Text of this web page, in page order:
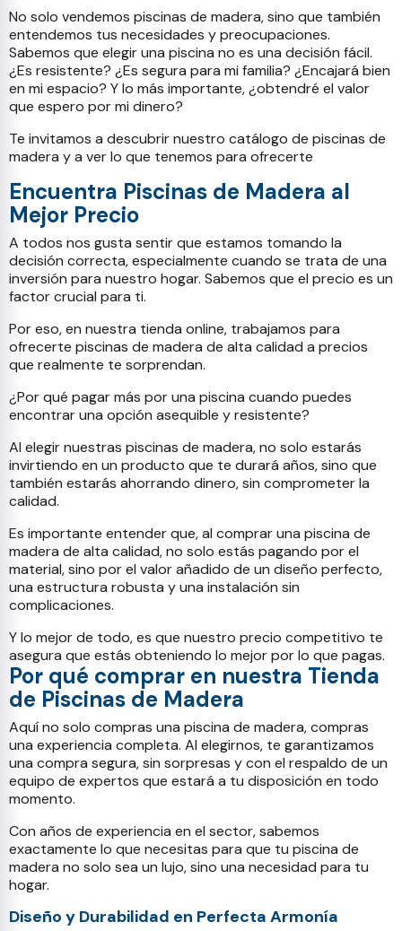
No solo vendemos piscinas de madera, sino que también
entendemos tus necesidades y preocupaciones.
Sabemos que elegir una piscina no es una decisión fácil.
¿Es resistente? ¿Es segura para mi familia? ¿Encajará bien
en mi espacio? Y lo más importante, ¿obtendré el valor
que espero por mi dinero?
Te invitamos a descubrir nuestro catálogo de piscinas de
madera y a ver lo que tenemos para ofrecerte
Encuentra Piscinas de Madera al
Mejor Precio
A todos nos gusta sentir que estamos tomando la
decisión correcta, especialmente cuando se trata de una
inversión para nuestro hogar. Sabemos que el precio es un
factor crucial para ti.
Por eso, en nuestra tienda online, trabajamos para
ofrecerte piscinas de madera de alta calidad a precios
que realmente te sorprendan.
¿Por qué pagar más por una piscina cuando puedes
encontrar una opción asequible y resistente?
Al elegir nuestras piscinas de madera, no solo estarás
invirtiendo en un producto que te durará años, sino que
también estarás ahorrando dinero, sin comprometer la
calidad.
Es importante entender que, al comprar una piscina de
madera de alta calidad, no solo estás pagando por el
material, sino por el valor añadido de un diseño perfecto,
una estructura robusta y una instalación sin
complicaciones.
Y lo mejor de todo, es que nuestro precio competitivo te
asegura que estás obteniendo lo mejor por lo que pagas.
Por qué comprar en nuestra Tienda
de Piscinas de Madera
Aquí no solo compras una piscina de madera, compras
una experiencia completa. Al elegirnos, te garantizamos
una compra segura, sin sorpresas y con el respaldo de un
equipo de expertos que estará a tu disposición en todo
momento.
Con años de experiencia en el sector, sabemos
exactamente lo que necesitas para que tu piscina de
madera no solo sea un lujo, sino una necesidad para tu
hogar.
Diseño y Durabilidad en Perfecta Armonía